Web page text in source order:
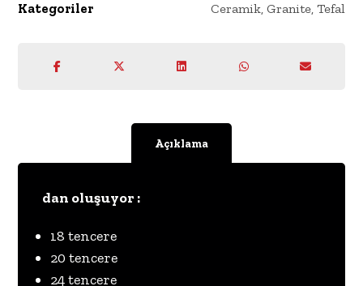
Kategoriler Ceramik, Granite, Tefal
Açıklama
dan oluşuyor :
18 tencere
20 tencere
24 tencere